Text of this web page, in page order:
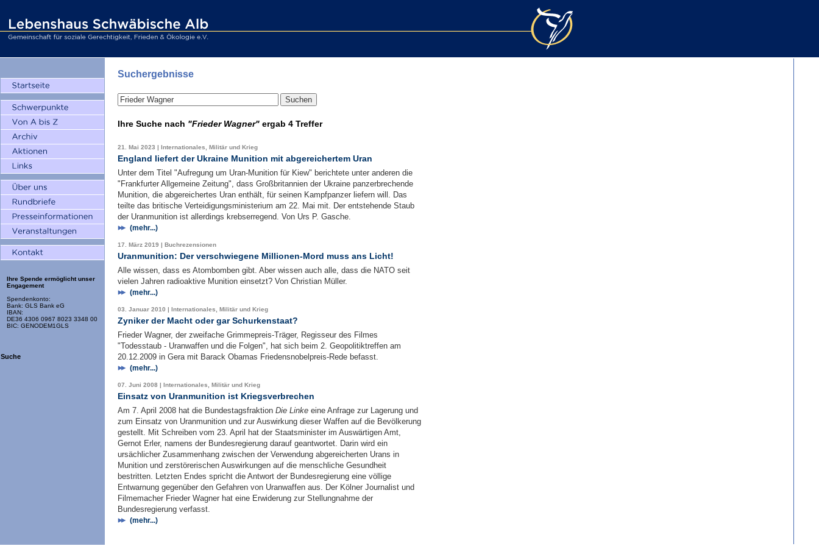
Ihre Spende ermöglicht unser
Engagement
Spendenkonto:
Bank: GLS Bank eG
IBAN:
DE36 4306 0967 8023 3348 00
BIC: GENODEM1GLS
Suche
Suchergebnisse
Ihre Suche nach "Frieder Wagner" ergab 4 Treffer
21. Mai 2023 | Internationales, Militär und Krieg
England liefert der Ukraine Munition mit abgereichertem Uran
Unter dem Titel "Aufregung um Uran-Munition für Kiew" berichtete unter anderen die
"Frankfurter Allgemeine Zeitung", dass Großbritannien der Ukraine panzerbrechende
Munition, die abgereichertes Uran enthält, für seinen Kampfpanzer liefern will. Das
teilte das britische Verteidigungsministerium am 22. Mai mit. Der entstehende Staub
der Uranmunition ist allerdings krebserregend. Von Urs P. Gasche.
(mehr...)
17. März 2019 | Buchrezensionen
Uranmunition: Der verschwiegene Millionen-Mord muss ans Licht!
Alle wissen, dass es Atombomben gibt. Aber wissen auch alle, dass die NATO seit
vielen Jahren radioaktive Munition einsetzt? Von Christian Müller.
(mehr...)
03. Januar 2010 | Internationales, Militär und Krieg
Zyniker der Macht oder gar Schurkenstaat?
Frieder Wagner, der zweifache Grimmepreis-Träger, Regisseur des Filmes
"Todesstaub - Uranwaffen und die Folgen", hat sich beim 2. Geopolitiktreffen am
20.12.2009 in Gera mit Barack Obamas Friedensnobelpreis-Rede befasst.
(mehr...)
07. Juni 2008 | Internationales, Militär und Krieg
Einsatz von Uranmunition ist Kriegsverbrechen
Am 7. April 2008 hat die Bundestagsfraktion Die Linke eine Anfrage zur Lagerung und
zum Einsatz von Uranmunition und zur Auswirkung dieser Waffen auf die Bevölkerung
gestellt. Mit Schreiben vom 23. April hat der Staatsminister im Auswärtigen Amt,
Gernot Erler, namens der Bundesregierung darauf geantwortet. Darin wird ein
ursächlicher Zusammenhang zwischen der Verwendung abgereicherten Urans in
Munition und zerstörerischen Auswirkungen auf die menschliche Gesundheit
bestritten. Letzten Endes spricht die Antwort der Bundesregierung eine völlige
Entwarnung gegenüber den Gefahren von Uranwaffen aus. Der Kölner Journalist und
Filmemacher Frieder Wagner hat eine Erwiderung zur Stellungnahme der
Bundesregierung verfasst.
(mehr...)